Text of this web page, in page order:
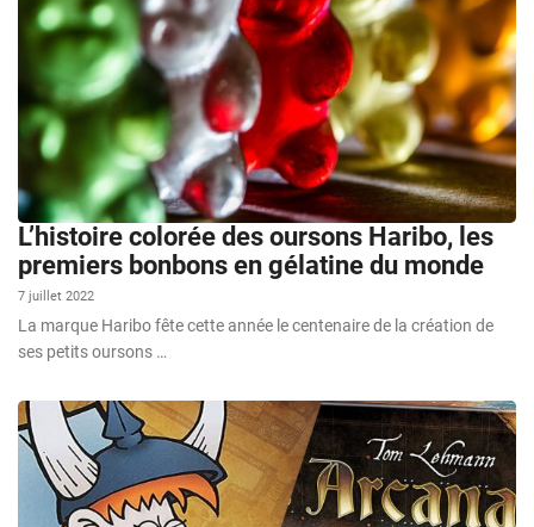
L’histoire colorée des oursons Haribo, les
premiers bonbons en gélatine du monde
7 juillet 2022
La marque Haribo fête cette année le centenaire de la création de
ses petits oursons …